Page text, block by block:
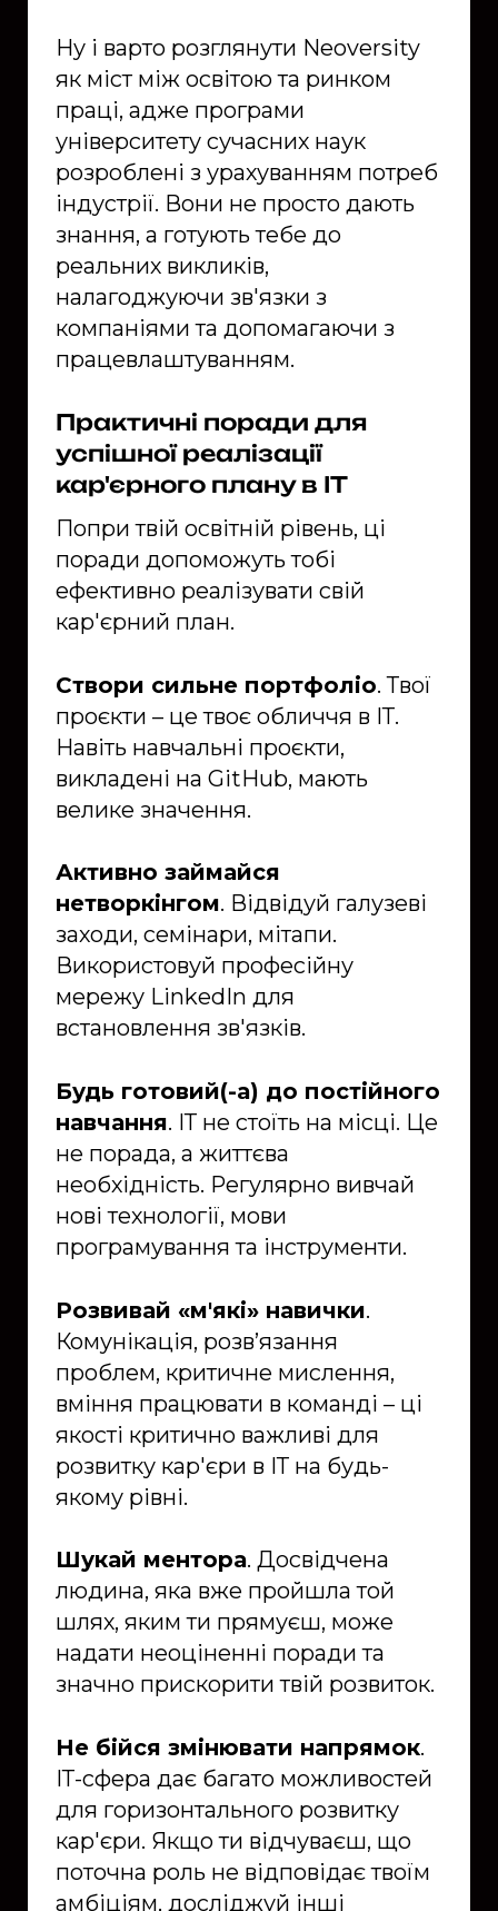
Ну і варто розглянути Neoversity
як міст між освітою та ринком
праці, адже програми
університету сучасних наук
розроблені з урахуванням потреб
індустрії. Вони не просто дають
знання, а готують тебе до
реальних викликів,
налагоджуючи зв'язки з
компаніями та допомагаючи з
працевлаштуванням.
Практичні поради для
успішної реалізації
кар'єрного плану в ІТ
Попри твій освітній рівень, ці
поради допоможуть тобі
ефективно реалізувати свій
кар'єрний план.
Створи сильне портфоліо. Твої
проєкти – це твоє обличчя в ІТ.
Навіть навчальні проєкти,
викладені на GitHub, мають
велике значення.
Активно займайся
нетворкінгом. Відвідуй галузеві
заходи, семінари, мітапи.
Використовуй професійну
мережу LinkedIn для
встановлення зв'язків.
Будь готовий(-а) до постійного
навчання. ІТ не стоїть на місці. Це
не порада, а життєва
необхідність. Регулярно вивчай
нові технології, мови
програмування та інструменти.
Розвивай «м'які» навички.
Комунікація, розв’язання
проблем, критичне мислення,
вміння працювати в команді – ці
якості критично важливі для
розвитку кар'єри в ІТ на будь-
якому рівні.
Шукай ментора. Досвідчена
людина, яка вже пройшла той
шлях, яким ти прямуєш, може
надати неоціненні поради та
значно прискорити твій розвиток.
Не бійся змінювати напрямок.
ІТ-сфера дає багато можливостей
для горизонтального розвитку
кар'єри. Якщо ти відчуваєш, що
поточна роль не відповідає твоїм
амбіціям, досліджуй інші